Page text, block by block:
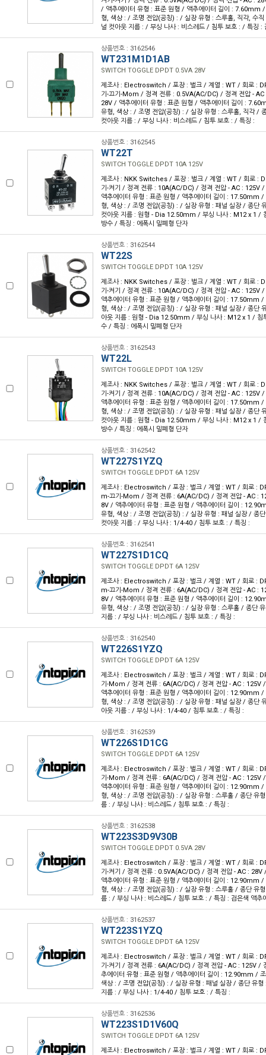
/ 액추에이터 유형 : 표준 원형 / 액추에이터 길이 : 7.60mm
형, 색상 : / 조명 전압(공칭) : / 실장 유형 : 스루홀, 직각, 수
널 컷아웃 지름 : / 부싱 나사 : 비스레드 / 침투 보호 : / 특징 :
상품번호 : 3162546
WT231M1D1AB
SWITCH TOGGLE DPDT 0.5VA 28V
제조사 : Electroswitch / 포장 : 벌크 / 계열 : WT / 회로 :
기-끄기-Mom / 정격 전류 : 0.5VA(AC/DC) / 정격 전압 -
28V / 액추에이터 유형 : 표준 원형 / 액추에이터 길이 :
유형, 색상 : / 조명 전압(공칭) : / 실장 유형 : 스루홀, 직각 /
컷아웃 지름 : / 부싱 나사 : 비스레드 / 침투 보호 : / 특징 :
상품번호 : 3162545
WT22T
SWITCH TOGGLE DPDT 10A 125V
제조사 : NKK Switches / 포장 : 벌크 / 계열 : WT / 회로 :
기-켜기 / 정격 전류 : 10A(AC/DC) / 정격 전압 - AC : 125V
액추에이터 유형 : 표준 원형 / 액추에이터 길이 : 17.50mm
형, 색상 : / 조명 전압(공칭) : / 실장 유형 : 패널 실장 / 종단
컷아웃 지름 : 원형 - Dia 12.50mm / 부싱 나사 : M12 x 1 /
방수 / 특징 : 에폭시 밀폐형 단자
상품번호 : 3162544
WT22S
SWITCH TOGGLE DPDT 10A 125V
제조사 : NKK Switches / 포장 : 벌크 / 계열 : WT / 회로 :
기-켜기 / 정격 전류 : 10A(AC/DC) / 정격 전압 - AC : 125V
액추에이터 유형 : 표준 원형 / 액추에이터 길이 : 17.50mm
형, 색상 : / 조명 전압(공칭) : / 실장 유형 : 패널 실장 / 종단
아웃 지름 : 원형 - Dia 12.50mm / 부싱 나사 : M12 x 1 / 침
수 / 특징 : 에폭시 밀폐형 단자
상품번호 : 3162543
WT22L
SWITCH TOGGLE DPDT 10A 125V
제조사 : NKK Switches / 포장 : 벌크 / 계열 : WT / 회로 :
기-켜기 / 정격 전류 : 10A(AC/DC) / 정격 전압 - AC : 125V
액추에이터 유형 : 표준 원형 / 액추에이터 길이 : 17.50mm
형, 색상 : / 조명 전압(공칭) : / 실장 유형 : 패널 실장 / 종단
컷아웃 지름 : 원형 - Dia 12.50mm / 부싱 나사 : M12 x 1 /
방수 / 특징 : 에폭시 밀폐형 단자
상품번호 : 3162542
WT227S1YZQ
SWITCH TOGGLE DPDT 6A 125V
제조사 : Electroswitch / 포장 : 벌크 / 계열 : WT / 회로 :
m-끄기-Mom / 정격 전류 : 6A(AC/DC) / 정격 전압 - AC :
8V / 액추에이터 유형 : 표준 원형 / 액추에이터 길이 :
유형, 색상 : / 조명 전압(공칭) : / 실장 유형 : 패널 실장 / 종
컷아웃 지름 : / 부싱 나사 : 1/4-40 / 침투 보호 : / 특징 :
상품번호 : 3162541
WT227S1D1CQ
SWITCH TOGGLE DPDT 6A 125V
제조사 : Electroswitch / 포장 : 벌크 / 계열 : WT / 회로 :
m-끄기-Mom / 정격 전류 : 6A(AC/DC) / 정격 전압 - AC :
8V / 액추에이터 유형 : 표준 원형 / 액추에이터 길이 :
유형, 색상 : / 조명 전압(공칭) : / 실장 유형 : 스루홀 / 종단
지름 : / 부싱 나사 : 비스레드 / 침투 보호 : / 특징 :
상품번호 : 3162540
WT226S1YZQ
SWITCH TOGGLE DPDT 6A 125V
제조사 : Electroswitch / 포장 : 벌크 / 계열 : WT / 회로 :
기-Mom / 정격 전류 : 6A(AC/DC) / 정격 전압 - AC : 125V
액추에이터 유형 : 표준 원형 / 액추에이터 길이 : 12.90mm
형, 색상 : / 조명 전압(공칭) : / 실장 유형 : 패널 실장 / 종단
아웃 지름 : / 부싱 나사 : 1/4-40 / 침투 보호 : / 특징 :
상품번호 : 3162539
WT226S1D1CG
SWITCH TOGGLE DPDT 6A 125V
제조사 : Electroswitch / 포장 : 벌크 / 계열 : WT / 회로 :
기-Mom / 정격 전류 : 6A(AC/DC) / 정격 전압 - AC : 125V
액추에이터 유형 : 표준 원형 / 액추에이터 길이 : 12.90mm
형, 색상 : / 조명 전압(공칭) : / 실장 유형 : 스루홀 / 종단 유
름 : / 부싱 나사 : 비스레드 / 침투 보호 : / 특징 :
상품번호 : 3162538
WT223S3D9V30B
SWITCH TOGGLE DPDT 0.5VA 28V
제조사 : Electroswitch / 포장 : 벌크 / 계열 : WT / 회로 :
기-켜기 / 정격 전류 : 0.5VA(AC/DC) / 정격 전압 - AC :
액추에이터 유형 : 표준 원형 / 액추에이터 길이 : 12.90mm
형, 색상 : / 조명 전압(공칭) : / 실장 유형 : 스루홀 / 종단 유
름 : / 부싱 나사 : 비스레드 / 침투 보호 : / 특징 : 검은색 액추
상품번호 : 3162537
WT223S1YZQ
SWITCH TOGGLE DPDT 6A 125V
제조사 : Electroswitch / 포장 : 벌크 / 계열 : WT / 회로 :
기-켜기 / 정격 전류 : 6A(AC/DC) / 정격 전압 - AC : 125V /
추에이터 유형 : 표준 원형 / 액추에이터 길이 : 12.90mm /
색상 : / 조명 전압(공칭) : / 실장 유형 : 패널 실장 / 종단 유형
지름 : / 부싱 나사 : 1/4-40 / 침투 보호 : / 특징 :
상품번호 : 3162536
WT223S1D1V60Q
SWITCH TOGGLE DPDT 6A 125V
제조사 : Electroswitch / 포장 : 벌크 / 계열 : WT / 회로 :